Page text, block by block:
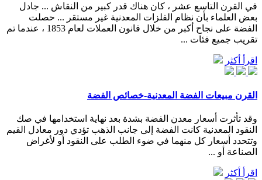
في القرن التاسع عشر ، كان هناك قدر كبير من النقاش ... جادل
بعض العلماء بأن نظام الفلزات المعدنية غير مستقر ... حصلت
الفضة على نجاح أكبر من خلال قانون العملات لعام 1853 ، عندما تم
تقريب جميع فئات ...
اقرأ أكثر
القرن مبيعات الفضة المعدنية-خصائص الفضة
وقد تأثرت أسعار معدن الفضة بشدة بعد نهاية استخدامها في صك
النقود المعدنية كانت الفضة إلى جانب الذهب تؤدي دور معادل القيم
وتتحدد أسعار كل منهما في ضوء الطلب على النقود أو لأغراض
الصناعة أو ...
اقرأ أكثر